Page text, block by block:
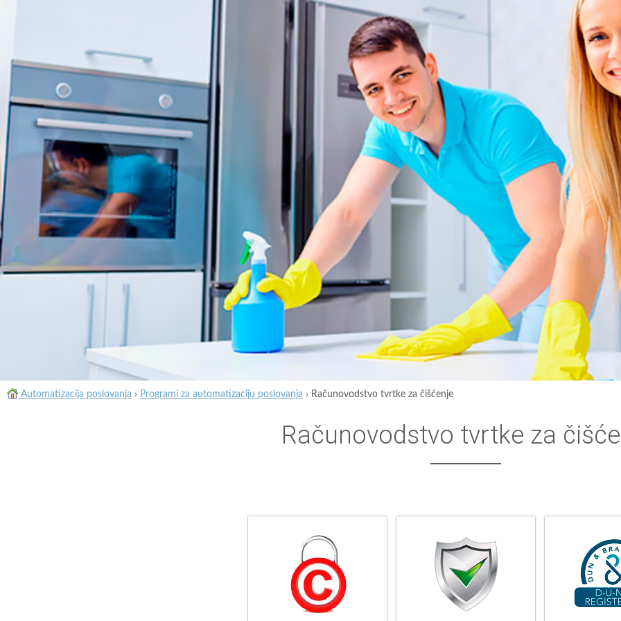
Automatizacija poslovanja › Programi za automatizaciju poslovanja › Računovodstvo tvrtke za čišćenje
Računovodstvo tvrtke za